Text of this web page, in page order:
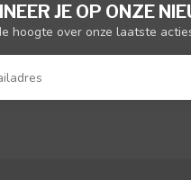
JE OP ONZE
hoogte over onze laatste